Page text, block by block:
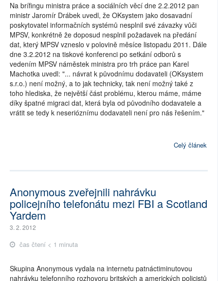
Na brífingu ministra práce a sociálních věcí dne 2.2.2012 pan
ministr Jaromír Drábek uvedl, že OKsystem jako dosavadní
poskytovatel informačních systémů nesplnil své závazky vůči
MPSV, konkrétně že doposud nesplnil požadavek na předání
dat, který MPSV vzneslo v polovině měsíce listopadu 2011. Dále
dne 3.2.2012 na tiskové konferenci po setkání odborů s
vedením MPSV náměstek ministra pro trh práce pan Karel
Machotka uvedl: "... návrat k původnímu dodavateli (OKsystem
s.r.o.) není možný, a to jak technicky, tak není možný také z
toho hlediska, že největší část problému, kterou máme, máme
díky špatné migraci dat, která byla od původního dodavatele a
vrátit se tedy k neserióznímu dodavateli není pro nás řešením."
Celý článek
Anonymous zveřejnili nahrávku
policejního telefonátu mezi FBI a Scotland
Yardem
3. 2. 2012
čas čtení < 1 minuta
Skupina Anonymous vydala na internetu patnáctiminutovou
nahrávku telefonního rozhovoru britských a amerických policistů